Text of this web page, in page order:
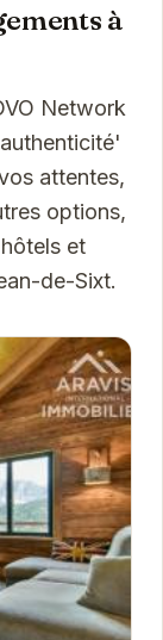
à
Network
attentes,
options,
et
de-Sixt.